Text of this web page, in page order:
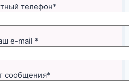
телефон*
e-mail *
сообщения*